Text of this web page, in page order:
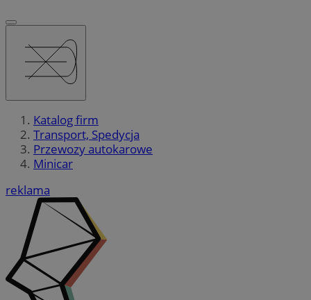
Katalog firm
Transport, Spedycja
Przewozy autokarowe
Minicar
reklama